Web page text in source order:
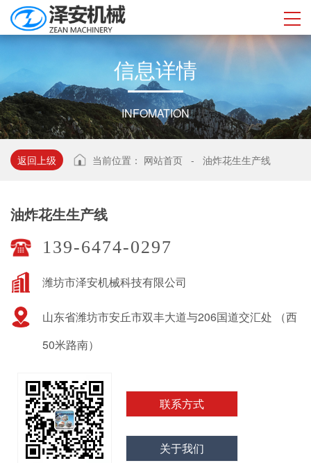
信息详情
INFOMATION
返回上级 当前位置： 网站首页 - 油炸花生生产线
油炸花生生产线
139-6474-0297
潍坊市泽安机械科技有限公司
山东省潍坊市安丘市双丰大道与206国道交汇处 （西
50米路南）
联系方式
关于我们